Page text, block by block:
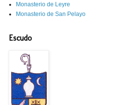
Monasterio de Leyre
Monasterio de San Pelayo
Escudo